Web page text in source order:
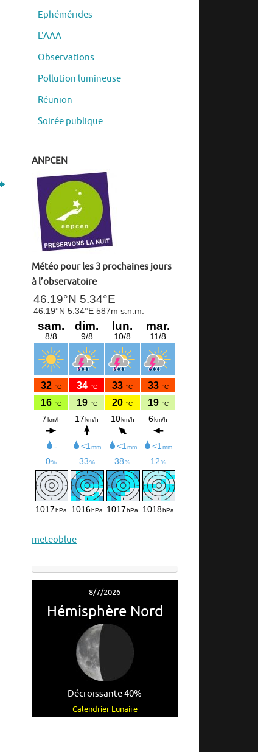
Ephémérides
L'AAA
Observations
Pollution lumineuse
Réunion
Soirée publique
ANPCEN
Météo pour les 3 prochaines jours
à l’observatoire
meteoblue
8/7/2026
Hémisphère Nord
Décroissante 40%
Calendrier Lunaire